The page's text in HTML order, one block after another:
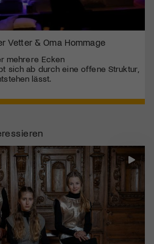
Vetter & Oma Hommage
mehrere Ecken
sich ab durch eine offene Struktur,
lässt.